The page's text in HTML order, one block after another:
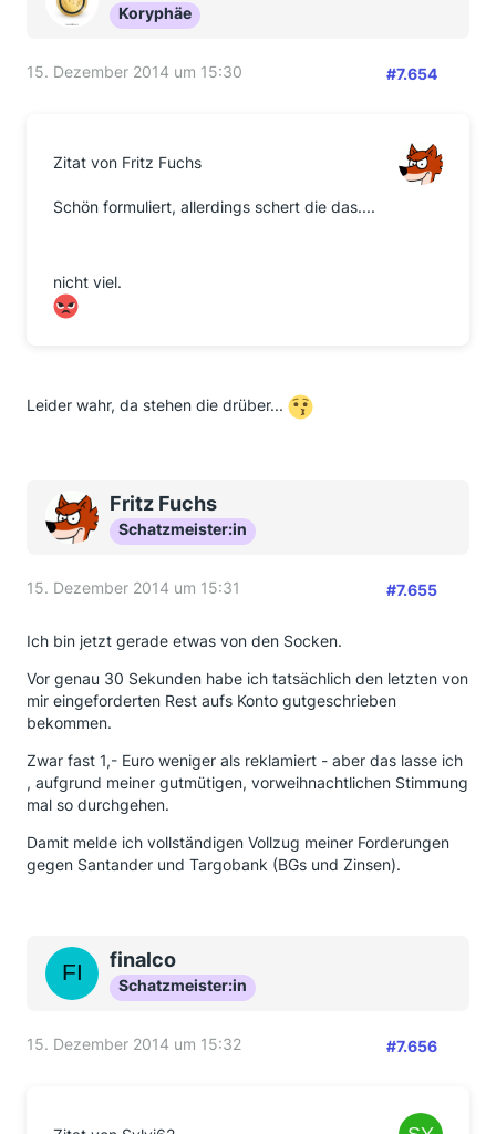
Koryphäe
15. Dezember 2014 um 15:30 #7.654
Zitat von Fritz Fuchs
Schön formuliert, allerdings schert die das....
nicht viel.
Leider wahr, da stehen die drüber...
Fritz Fuchs
Schatzmeister:in
15. Dezember 2014 um 15:31 #7.655
Ich bin jetzt gerade etwas von den Socken.
Vor genau 30 Sekunden habe ich tatsächlich den letzten von
mir eingeforderten Rest aufs Konto gutgeschrieben
bekommen.
Zwar fast 1,- Euro weniger als reklamiert - aber das lasse ich
, aufgrund meiner gutmütigen, vorweihnachtlichen Stimmung
mal so durchgehen.
Damit melde ich vollständigen Vollzug meiner Forderungen
gegen Santander und Targobank (BGs und Zinsen).
finalco
Schatzmeister:in
15. Dezember 2014 um 15:32 #7.656